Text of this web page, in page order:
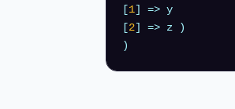
[1] => y
[2] => z )